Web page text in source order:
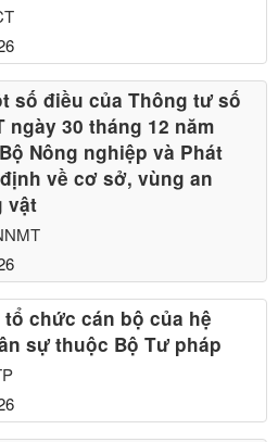
số điều của Thông tư số
ngày 30 tháng 12 năm
Nông nghiệp và Phát
về cơ sở, vùng an
vật
chức cán bộ của hệ
sự thuộc Bộ Tư pháp